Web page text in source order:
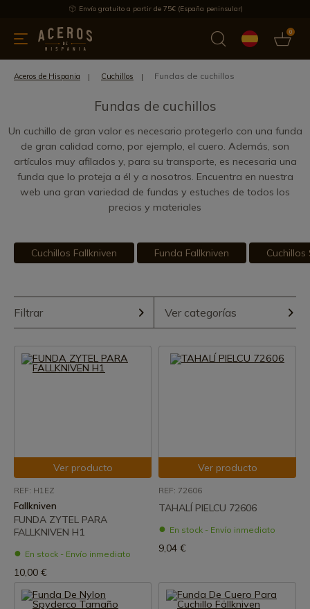
Envío gratuito a partir de 75€ (España peninsular)
0
menaje Ofertas Ultimas novedades Los más vendidos
Aceros de Hispania Cuchillos Fundas de cuchillos
Fundas de cuchillos
Un cuchillo de gran valor es necesario protegerlo con una funda
de gran calidad como, por ejemplo, el cuero. Además, son
artículos muy afilados y, para su transporte, es necesaria una
funda que lo proteja a él y a nosotros. Encuentra en nuestra
web una gran variedad de fundas y estuches de todos los
precios y materiales
Cuchillos Fallkniven Funda Fallkniven Cuchillos
Filtrar Ver categorías
Ver producto
REF: H1EZ
Fallkniven
FUNDA ZYTEL PARA
FALLKNIVEN H1
En stock - Envío inmediato
10,00 €
Ver producto
REF: 72606
TAHALÍ PIELCU 72606
En stock - Envío inmediato
9,04 €